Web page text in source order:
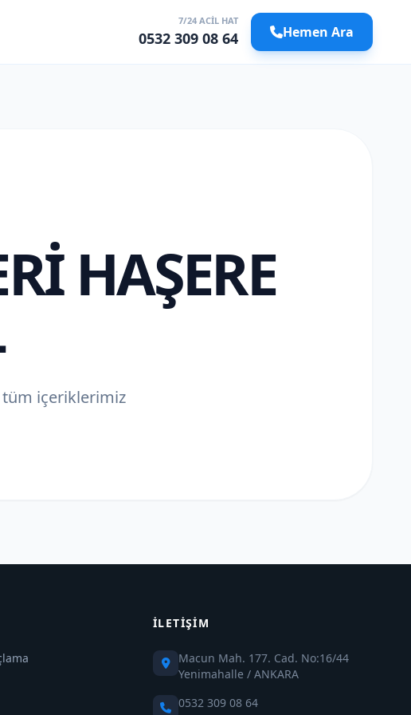
7/24 ACIL HAT
0532 309 08 64 Hemen Ara
HAŞERE
tüm içeriklerimiz
İLETIŞIM
Macun Mah. 177. Cad. No:16/44
Yenimahalle / ANKARA
0532 309 08 64